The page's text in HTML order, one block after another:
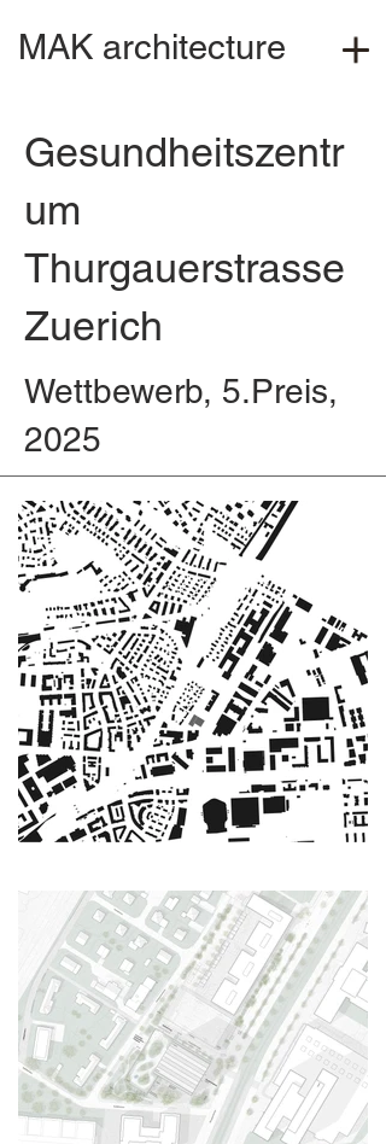
MAK architecture
Gesundheitszentr
um
Thurgauerstrasse
Zuerich
Wettbewerb, 5.Preis,
2025